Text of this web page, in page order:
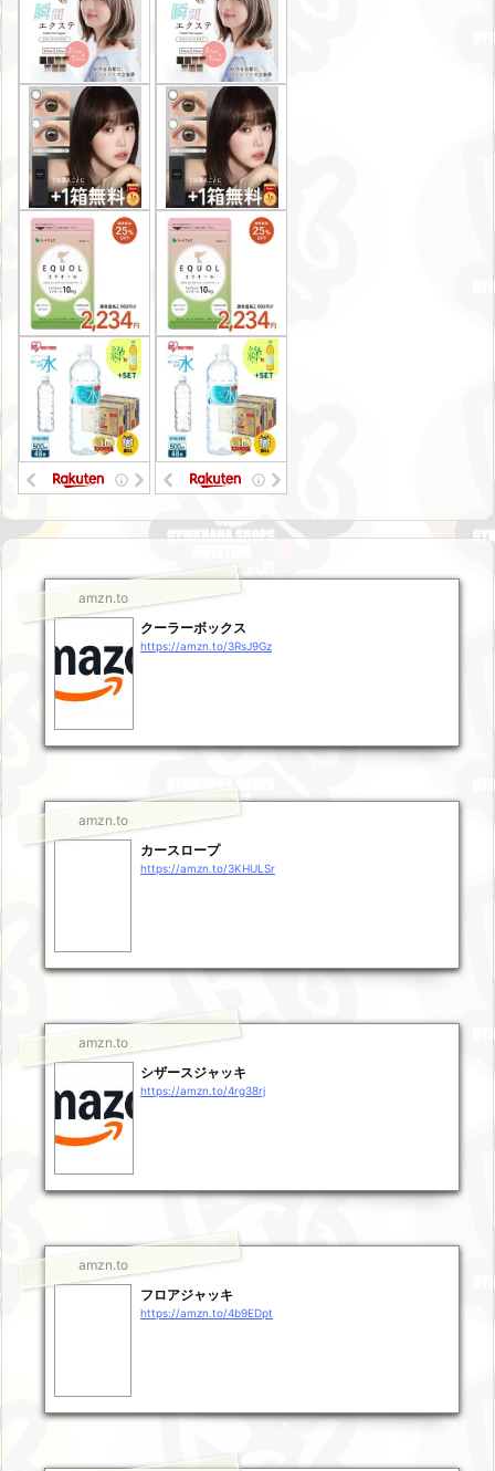
amzn.to
クーラーボックス
https://amzn.to/3RsJ9Gz
amzn.to
カースロープ
https://amzn.to/3KHULSr
amzn.to
シザースジャッキ
https://amzn.to/4rg38rj
amzn.to
フロアジャッキ
https://amzn.to/4b9EDpt